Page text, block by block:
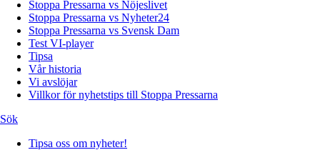
Stoppa Pressarna vs Nöjeslivet
Stoppa Pressarna vs Nyheter24
Stoppa Pressarna vs Svensk Dam
Test VI-player
Tipsa
Vår historia
Vi avslöjar
Villkor för nyhetstips till Stoppa Pressarna
Sök
Tipsa oss om nyheter!